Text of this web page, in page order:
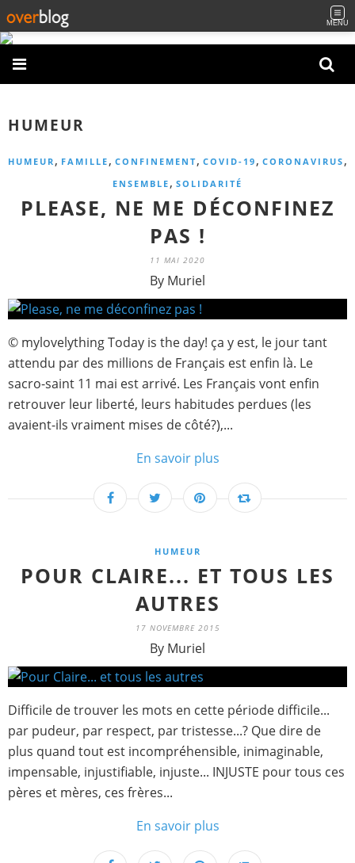
MENU
HUMEUR
HUMEUR, FAMILLE, CONFINEMENT, COVID-19, CORONAVIRUS,
ENSEMBLE, SOLIDARITÉ
PLEASE, NE ME DÉCONFINEZ
PAS !
11 MAI 2020
By Muriel
© mylovelything Today is the day! ça y est, le jour tant
attendu par des millions de Français est enfin là. Le
sacro-saint 11 mai est arrivé. Les Français vont enfin
retrouver leur liberté, leurs habitudes perdues (les
avaient-ils vraiment mises de côté?),...
En savoir plus
HUMEUR
POUR CLAIRE... ET TOUS LES
AUTRES
17 NOVEMBRE 2015
By Muriel
Difficile de trouver les mots en cette période difficile...
par pudeur, par respect, par tristesse...? Que dire de
plus quand tout est incompréhensible, inimaginable,
impensable, injustifiable, injuste... INJUSTE pour tous ces
pères et mères, ces frères...
En savoir plus